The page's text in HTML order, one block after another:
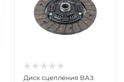
Диск сцепления ВАЗ